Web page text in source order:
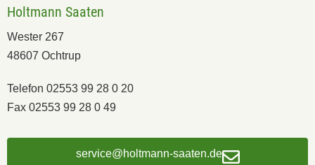
Holtmann Saaten
Wester 267
48607 Ochtrup
Telefon 02553 99 28 0 20
Fax 02553 99 28 0 49
service@holtmann-saaten.de